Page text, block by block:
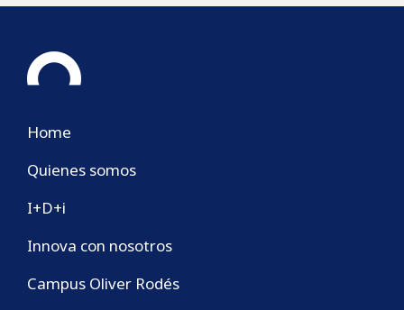
Home
Quienes somos
I+D+i
Innova con nosotros
Campus Oliver Rodés